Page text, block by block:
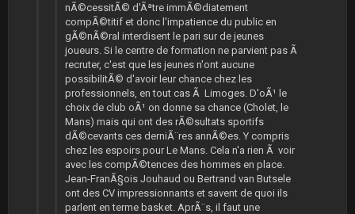
nÃ©cessitÃ© d'Ãªtre immÃ©diatement
compÃ©titif et donc l'impatience du public en
gÃ©nÃ©ral interdisent le pari sur de jeunes
joueurs. Si le centre de formation ne parvient pas Ã
recruter, c'est que les jeunes n'ont aucune
possibilitÃ© d'avoir leur chance chez les
professionnels, en tout cas Ã Limoges. D'oÃ¹ le
choix de club oÃ¹ on donne sa chance (Cholet, le
Mans) mais qui ont des rÃ©sultats sportifs
dÃ©cevants ces derniÃ¨res annÃ©es. Y compris
chez les espoirs pour Le Mans. Cela n'a rien Ã voir
avec les compÃ©tences des hommes en place.
Jean-FranÃ§ois Jouhaud ou Bertrand van Butsele
ont des CV impressionnants et savent de quoi ils
parlent en terme basket. AprÃ¨s, il faut une